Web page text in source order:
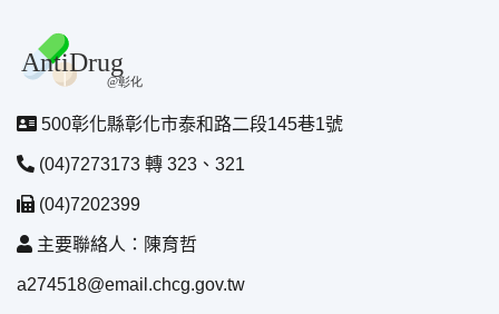
500彰化縣彰化市泰和路二段145巷1號
(04)7273173 轉 323、321
(04)7202399
主要聯絡人：陳育哲
a274518@email.chcg.gov.tw